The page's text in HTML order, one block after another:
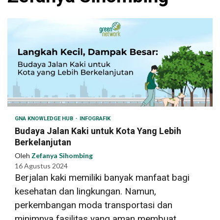
GNA KNOWLEDGE HUB INFOGRAFIK
Budaya Jalan Kaki untuk Kota Yang Lebih
Berkelanjutan
Oleh Zefanya Sihombing
16 Agustus 2024
Berjalan kaki memiliki banyak manfaat bagi
kesehatan dan lingkungan. Namun,
perkembangan moda transportasi dan